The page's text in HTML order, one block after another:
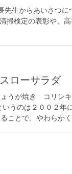
先生からあいさつ
掃検定の表彰や、
ローサラダ
が焼き コリンキ
うのは２００２年
ことで、やわらか